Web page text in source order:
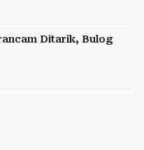
Ditarik, Bulog